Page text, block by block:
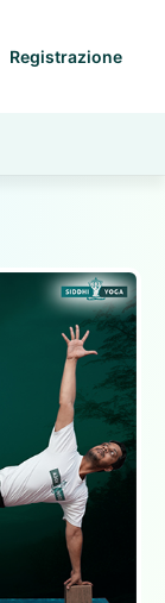
Registrazione